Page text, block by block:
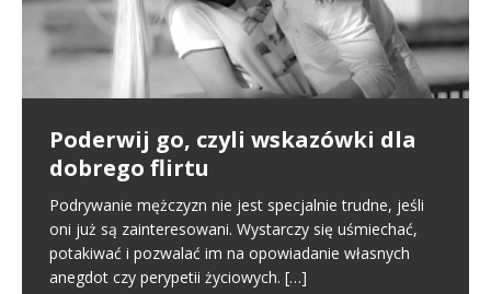
Poderwij go, czyli wskazówki dla
dobrego flirtu
Podrywanie mężczyzn nie jest specjalnie trudne, jeśli
oni już są zainteresowani. Wystarczy się uśmiechać,
potakiwać i pozwalać im na opowiadanie własnych
anegdot czy perypetii życiowych. […]
Pierwsze spotkanie
Poznajemy się na portalu randkowym i naszym
pierwszym kontaktem jest randka online. To normalny
schemat we współczesnym świecie. Na tym etapie
tworzy się pierwsze pierwsze[…]
Proste i skuteczne zasady
poszukiwania miłości online oraz
offline
W miłości nic nie jest proste i między innymi dlatego
jest ona tak wspaniała. Nie oznacza to jednak, że
samo zabieranie się za miłość musi